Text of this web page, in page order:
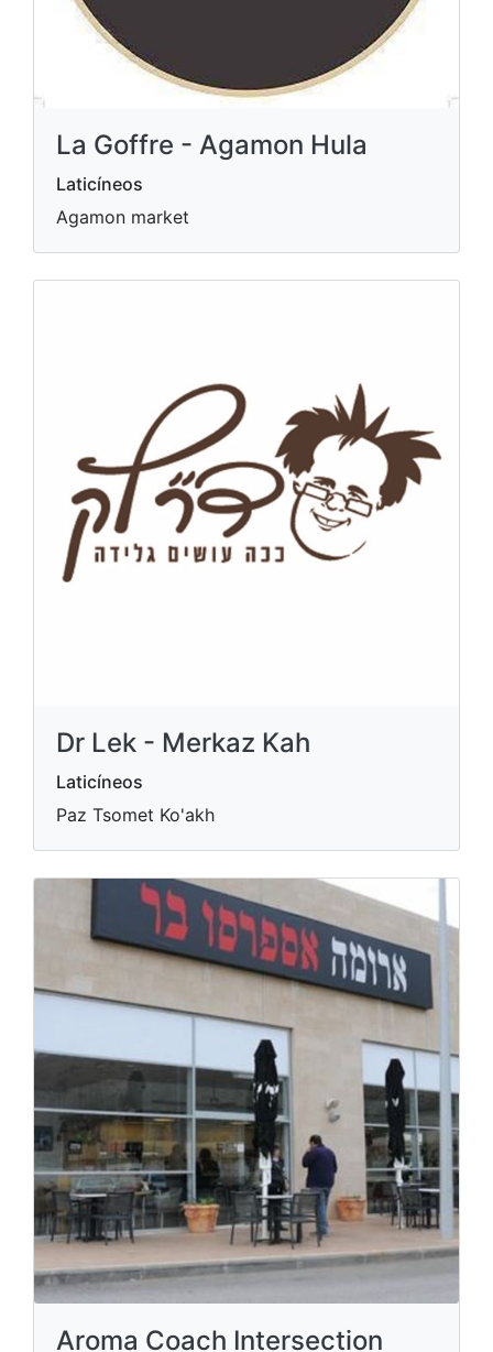
La Goffre - Agamon Hula
Laticíneos
Agamon market
Dr Lek - Merkaz Kah
Laticíneos
Paz Tsomet Ko'akh
Aroma Coach Intersection